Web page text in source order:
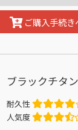
ご購入手続き
ブラックチタン
耐久性
人気度